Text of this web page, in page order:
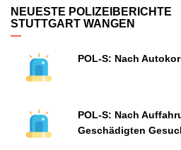
NEUESTE POLIZEIBERICHTE
STUTTGART WANGEN
POL-S: Nach
POL-S: Nach
Geschädigten